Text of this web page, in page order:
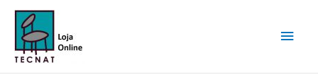
content